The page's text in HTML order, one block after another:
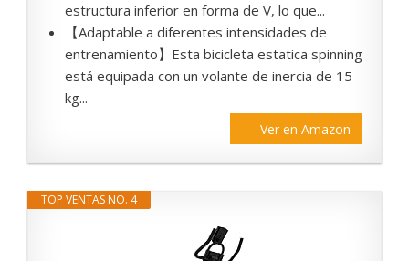
estructura inferior en forma de V, lo que...
【Adaptable a diferentes intensidades de
entrenamiento】Esta bicicleta estatica spinning
está equipada con un volante de inercia de 15
kg...
Ver en Amazon
TOP VENTAS NO. 4